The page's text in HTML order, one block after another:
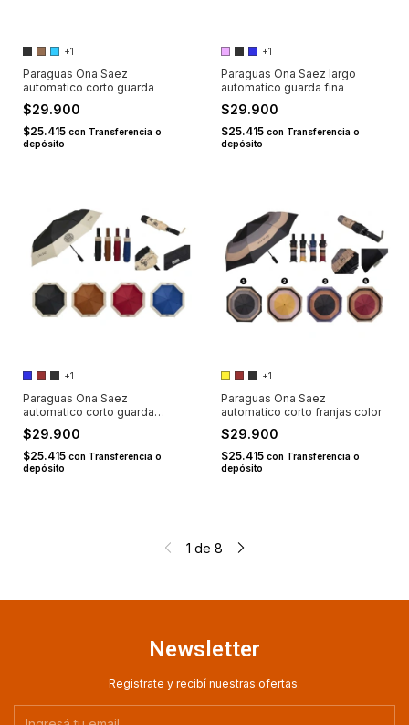
+1
Paraguas Ona Saez
automatico corto guarda
$29.900
$25.415 con Transferencia o
depósito
+1
Paraguas Ona Saez largo
automatico guarda fina
$29.900
$25.415 con Transferencia o
depósito
+1
Paraguas Ona Saez
automatico corto guarda
ancha
$29.900
$25.415 con Transferencia o
depósito
+1
Paraguas Ona Saez
automatico corto franjas color
$29.900
$25.415 con Transferencia o
depósito
1 de 8
Newsletter
Registrate y recibí nuestras ofertas.